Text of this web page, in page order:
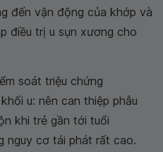
đến vận động của khớp và
điều trị u sụn xương cho
soát triệu chứng
u: nên can thiệp phẫu
khi trẻ gần tới tuổi
nguy cơ tái phát rất cao.